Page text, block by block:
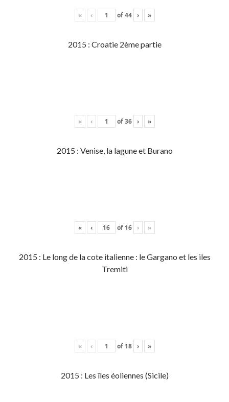
« ‹ of44 › »
2015 : Croatie 2ème partie
« ‹ of36 › »
2015 : Venise, la lagune et Burano
« ‹ of 16 › »
2015 : Le long de la cote italienne : le Gargano et les iles
Tremiti
« ‹ of 18 › »
2015 : Les îles éoliennes (Sicile)